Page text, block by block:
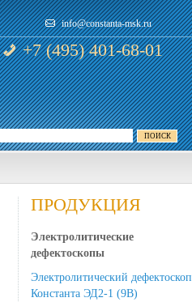
info@constanta-msk.ru
+7 (495) 401-68-01
ПРОДУКЦИЯ
Электролитические
дефектоскопы
Электролитический дефектоскоп
Константа ЭД2-1 (9В)